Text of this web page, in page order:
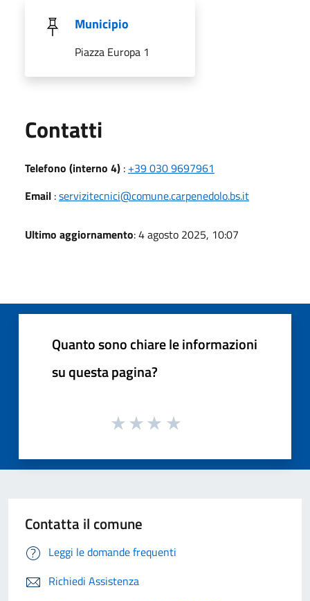
Municipio
Piazza Europa 1
Contatti
Telefono (interno 4) : +39 030 9697961
Email :servizitecnici@comune.carpenedolo.bs.it
Ultimo aggiornamento: 4 agosto 2025, 10:07
Quanto sono chiare le informazioni
su questa pagina?
Contatta il comune
Leggi le domande frequenti
Richiedi Assistenza